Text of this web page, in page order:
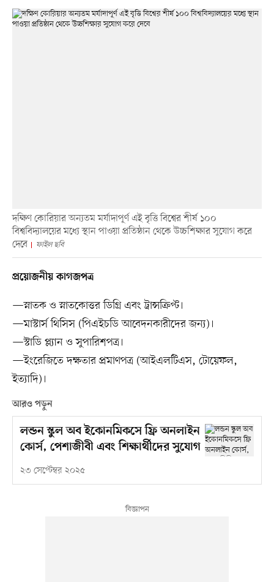
দক্ষিণ কোরিয়ার অন্যতম মর্যাদাপূর্ণ এই বৃত্তি বিশ্বের শীর্ষ ১০০
বিশ্ববিদ্যালয়ের মধ্যে স্থান পাওয়া প্রতিষ্ঠান থেকে উচ্চশিক্ষার সুযোগ করে
দেবে
ফাইল ছবি
প্রয়োজনীয় কাগজপত্র
—স্নাতক ও স্নাতকোত্তর ডিগ্রি এবং ট্রান্সক্রিপ্ট।
—মাস্টার্স থিসিস (পিএইচডি আবেদনকারীদের জন্য)।
—স্টাডি প্ল্যান ও সুপারিশপত্র।
—ইংরেজিতে দক্ষতার প্রমাণপত্র (আইএলটিএস, টোয়েফল,
ইত্যাদি)।
আরও পড়ুন
লন্ডন স্কুল অব ইকোনমিকসে ফ্রি অনলাইন
কোর্স, পেশাজীবী এবং শিক্ষার্থীদের সুযোগ
২৩ সেপ্টেম্বর ২০২৫